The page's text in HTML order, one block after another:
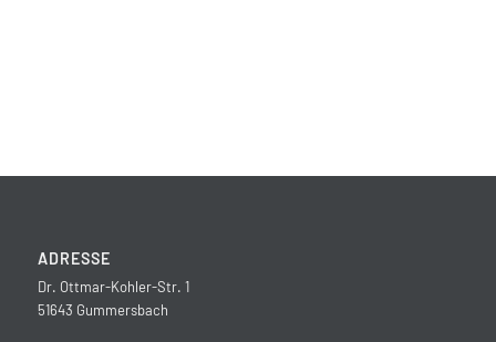
ADRESSE
Dr. Ottmar-Kohler-Str. 1
51643 Gummersbach